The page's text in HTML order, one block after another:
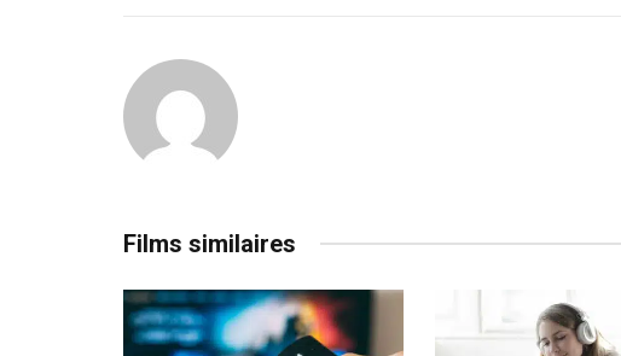
Films similaires